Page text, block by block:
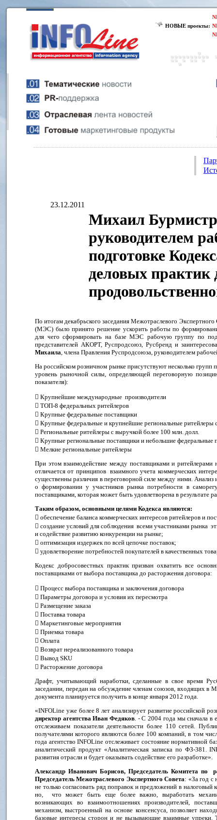
НОВЫЕ проекты:
23.12.2011
Михаил
руководителем
подготовке
деловых практик
По итогам декабрьского заседания Межотраслевого
(МЭС) было принято решение ускорить работы по
для чего сформировать на базе МЭС рабочую группу по
представителей АКОРТ, Руспродсоюз, Русбренд и
Михаила, члена Правления Руспродсоюза, руководителем
На российском розничном рынке присутствуют несколько
уровень рыночной силы, определяющей переговорную
показателя):
 Крупнейшие международные производители
 ТОП-8 федеральных ритейлеров
 Крупные федеральные поставщики
 Крупные федеральные и крупнейшие региональные ритейлеры
 Региональные ритейлеры с выручкой более 100 млн. долл.
 Крупные региональные поставщики и небольшие федеральные
 Мелкие региональные ритейлеры
При этом взаимодействие между поставщиками и ритейлерами
отличается от принципов взаимного учета коммерческих
существенны различия в переговорной силе между ними.
о формировании у участников рынка потребности в
поставщиками, которая может быть удовлетворена в результате
Таким образом, основными целями Кодекса являются:
 обеспечение баланса коммерческих интересов ритейлеров и
 создание условий для соблюдения всеми участниками рынка
и содействие развитию конкуренции на рынке;
 оптимизация издержек по всей цепочке поставок;
 удовлетворение потребностей покупателей в качественных
Кодекс добросовестных практик призван охватить все
поставщиками от выбора поставщика до расторжения
 Процесс выбора поставщика и заключения договора
 Параметры договора и условия их пересмотра
 Размещение заказа
 Поставка товара
 Маркетинговые мероприятия
 Приемка товара
 Оплата
 Возврат нереализованного товара
 Вывод SKU
 Расторжение договора
Драфт, учитывающий наработки, сделанные в свое время
заседании, передан на обсуждение членам союзов, входящих в
документа планируется получить в конце января 2012 года.
«INFOLine уже более 8 лет анализирует развитие российской
директор агентства Иван Федяков. - С 2004 года мы сначала в
отслеживаем показатели деятельности более 110 сетей.
получателями которого являются более 100 компаний, в том
года агентство INFOLine отслеживает состояние нормативной
аналитический продукт «Аналитическая записка по ФЗ-381.
развития отрасли и будет оказывать содействие его разработке».
Александр Иванович Борисов, Председатель Комитета
Председатель Межотраслевого Экспертного Совета: «За год с
не только согласовать ряд поправок и предложений в
но, что может быть еще более важно, выработать
возникающих во взаимоотношениях производителей,
механизм, выстроенный на основе консенсуса, позволяет
базовые интересы сторон и не вызывающие взаимные упреки.